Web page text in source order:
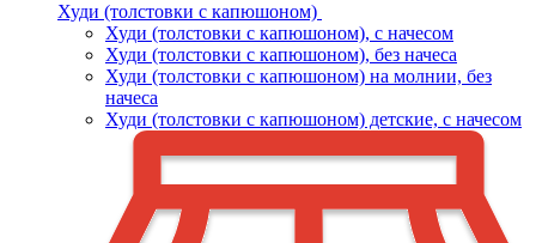
Худи (толстовки с капюшоном)
Худи (толстовки c капюшоном), с начесом
Худи (толстовки c капюшоном), без начеса
Худи (толстовки с капюшоном) на молнии, без
начеса
Худи (толстовки c капюшоном) детские, с начесом